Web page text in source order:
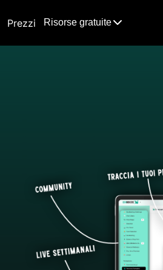
Prezzi Risorse gratuite